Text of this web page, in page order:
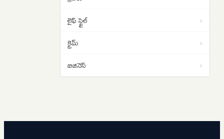
లైఫ్ స్టైల్ ›
క్రైమ్ ›
బిజినెస్ ›